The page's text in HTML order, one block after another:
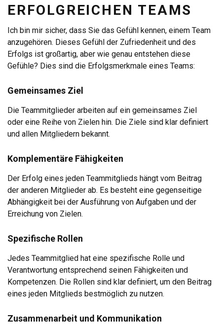
ERFOLGREICHEN TEAMS
Ich bin mir sicher, dass Sie das Gefühl kennen, einem Team
anzugehören. Dieses Gefühl der Zufriedenheit und des
Erfolgs ist großartig, aber wie genau entstehen diese
Gefühle? Dies sind die Erfolgsmerkmale eines Teams:
Gemeinsames Ziel
Die Teammitglieder arbeiten auf ein gemeinsames Ziel
oder eine Reihe von Zielen hin. Die Ziele sind klar definiert
und allen Mitgliedern bekannt.
Komplementäre Fähigkeiten
Der Erfolg eines jeden Teammitglieds hängt vom Beitrag
der anderen Mitglieder ab. Es besteht eine gegenseitige
Abhängigkeit bei der Ausführung von Aufgaben und der
Erreichung von Zielen.
Spezifische Rollen
Jedes Teammitglied hat eine spezifische Rolle und
Verantwortung entsprechend seinen Fähigkeiten und
Kompetenzen. Die Rollen sind klar definiert, um den Beitrag
eines jeden Mitglieds bestmöglich zu nutzen.
Zusammenarbeit und Kommunikation